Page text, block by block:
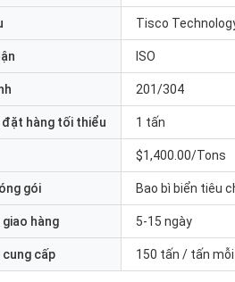
Tisco
ISO
201/304
đặt hàng tối thiểu 1 tấn
$1,400.00/Tons
gói Bao bì biển tiêu
hàng 5-15 ngày
cung cấp 150 tấn / tấn